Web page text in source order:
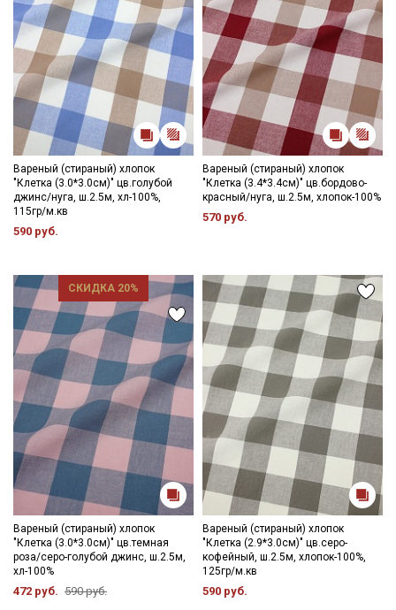
Вареный (стираный) хлопок
"Клетка (3.0*3.0см)" цв.голубой
джинс/нуга, ш.2.5м, хл-100%,
115гр/м.кв
590 руб.
Вареный (стираный) хлопок
"Клетка (3.4*3.4см)" цв.бордово-
красный/нуга, ш.2.5м, хлопок-100%
570 руб.
СКИДКА 20%
Вареный (стираный) хлопок
"Клетка (3.0*3.0см)" цв.темная
роза/серо-голубой джинс, ш.2.5м,
хл-100%
472 руб. 590 руб.
Вареный (стираный) хлопок
"Клетка (2.9*3.0см)" цв.серо-
кофейный, ш.2.5м, хлопок-100%,
125гр/м.кв
590 руб.
Секретная рассылка от Купава